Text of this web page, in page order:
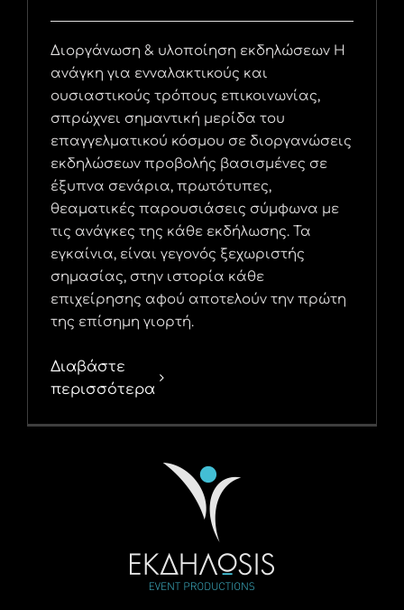
Διοργάνωση & υλοποίηση εκδηλώσεων Η
ανάγκη για ενναλακτικούς και
ουσιαστικούς τρόπους επικοινωνίας,
σπρώχνει σημαντική μερίδα του
επαγγελματικού κόσμου σε διοργανώσεις
εκδηλώσεων προβολής βασισμένες σε
έξυπνα σενάρια, πρωτότυπες,
θεαματικές παρουσιάσεις σύμφωνα με
τις ανάγκες της κάθε εκδήλωσης. Τα
εγκαίνια, είναι γεγονός ξεχωριστής
σημασίας, στην ιστορία κάθε
επιχείρησης αφού αποτελούν την πρώτη
της επίσημη γιορτή.
Διαβάστε
περισσότερα